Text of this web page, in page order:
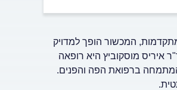
המכשור הופך למדויק
איריס מוסקוביץ היא רופאה
אסתטית זה 17 שנה ורופאת שיניים המתמחה ברפואת הפה והפנים.